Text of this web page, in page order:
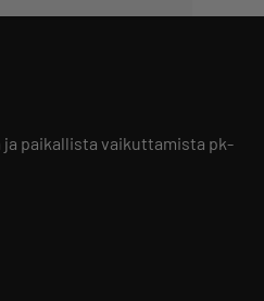
paikallista vaikuttamista pk-